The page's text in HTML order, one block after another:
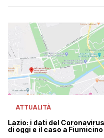
ATTUALITÀ
Lazio: i dati del Coronavirus
di oggi e il caso a Fiumicino